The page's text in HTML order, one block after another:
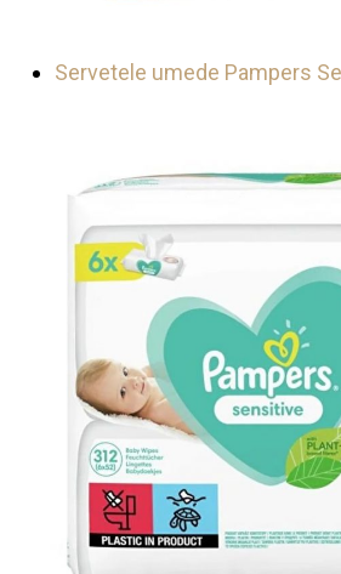
Servetele umede Pampers